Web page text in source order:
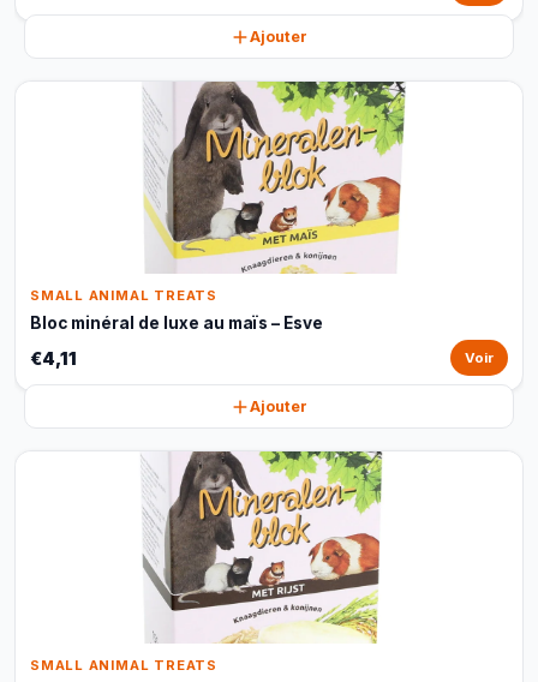
Ajouter
SMALL ANIMAL TREATS
Bloc minéral de luxe au maïs – Esve
€4,11 Voir
Ajouter
SMALL ANIMAL TREATS